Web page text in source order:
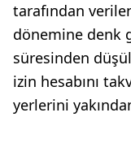
tarafından
dönemine denk
süresinden
izin hesabını
yerlerini